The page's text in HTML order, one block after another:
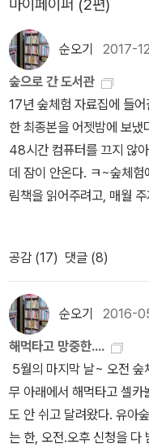
마이페이퍼 (2편)
순오기 2017-
숲으로 간 도서관
17년 숲체험 자료집에 들
한 최종본을 어젯밤에 보
48시간 컴퓨터를 끄지 않
데 잠이 안온다. ㅋ~숲체험
림책을 읽어주려고, 매월
료집에 ‘숲으로 간 도서관
진마다 딴짓하는 녀석들이
게 자연스럽지. 모두가 책
을 넣으며 새삼 발견한 것
요하다. 서서 읽어주는 것
♥ *한여름 땡볕 숲체험이
구공익활동지원센터 어울
공감 (17) 댓글 (8)
순오기 2016-
해먹타고 망중한....
5월의 마지막 날~ 오전 숲
무 아래에서 해먹타고 셀
도 안 쉬고 달려왔다. 유아숲지도
는 한, 오전.오후 신청을 다 받았